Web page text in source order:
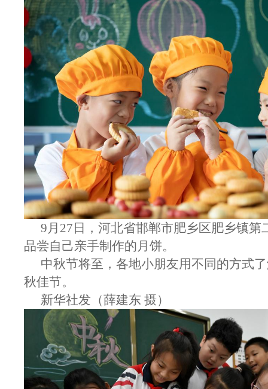
9月27日，河北省邯郸市肥乡区肥乡镇第
品尝自己亲手制作的月饼。
中秋节将至，各地小朋友用不同的方式
秋佳节。
新华社发（薛建东 摄）